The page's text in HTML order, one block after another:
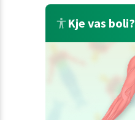
Kje vas boli?